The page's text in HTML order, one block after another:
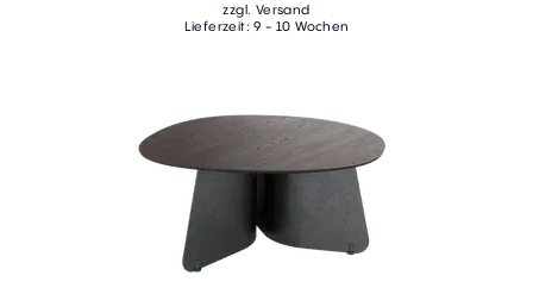
zzgl. Versand
Lieferzeit: 9 - 10 Wochen